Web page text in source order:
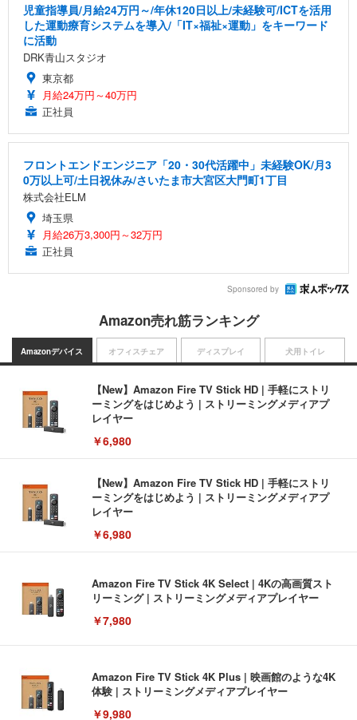
児童指導員/月給24万円～/年休120日以上/未経験可/ICTを活用
した運動療育システムを導入/「IT×福祉×運動」をキーワード
に活動
DRK青山スタジオ
東京都
月給24万円～40万円
正社員
フロントエンドエンジニア「20・30代活躍中」未経験OK/月3
0万以上可/土日祝休み/さいたま市大宮区大門町1丁目
株式会社ELM
埼玉県
月給26万3,300円～32万円
正社員
Sponsored by
Amazon売れ筋ランキング
Amazonデバイス
【New】Amazon Fire TV Stick HD | 手軽にストリ
ーミングをはじめよう | ストリーミングメディアプ
レイヤー
￥6,980
【New】Amazon Fire TV Stick HD | 手軽にストリ
ーミングをはじめよう | ストリーミングメディアプ
レイヤー
￥6,980
Amazon Fire TV Stick 4K Select | 4Kの高画質スト
リーミング | ストリーミングメディアプレイヤー
￥7,980
Amazon Fire TV Stick 4K Plus | 映画館のような4K
体験 | ストリーミングメディアプレイヤー
￥9,980
オフィスチェア ディスプレイ 犬用トイレ